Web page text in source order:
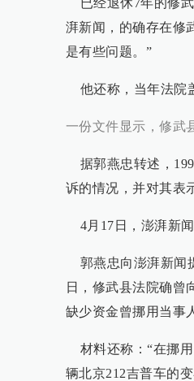
已经退休7年的修武
湃新闻，的确存在修
是有些问题。”
他还称，当年法院
一份文件显示，修武
据郭燕忠转述，
诉的情况，并对其表
4月17日，澎湃新闻
郭燕忠向澎湃新闻
日，修武县法院确曾
缺少资金曾挪用当事
材料还称：“在挪用
辆北京212吉普车的